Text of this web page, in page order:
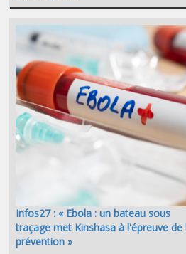
Infos27 : « Ebola : un bateau sous
traçage met Kinshasa à l'épreuve de
prévention »